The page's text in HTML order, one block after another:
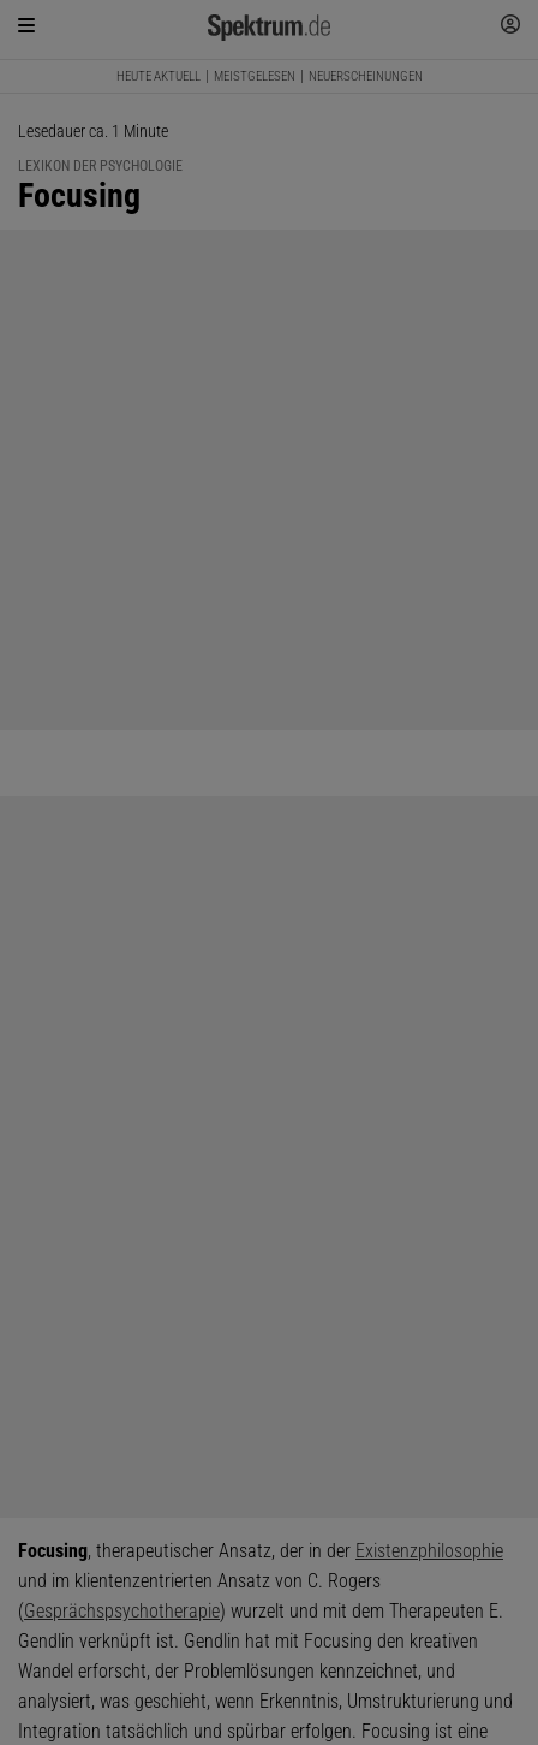
HEUTE AKTUELL MEISTGELESEN NEUERSCHEINUNGEN
Lesedauer ca. 1 Minute
LEXIKON DER PSYCHOLOGIE
:
Focusing
Focusing, therapeutischer Ansatz, der in der Existenzphilosophie
und im klientenzentrierten Ansatz von C. Rogers
(Gesprächspsychotherapie) wurzelt und mit dem Therapeuten E.
Gendlin verknüpft ist. Gendlin hat mit Focusing den kreativen
Wandel erforscht, der Problemlösungen kennzeichnet, und
analysiert, was geschieht, wenn Erkenntnis, Umstrukturierung und
Integration tatsächlich und spürbar erfolgen. Focusing ist eine